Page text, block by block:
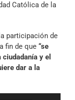
Católica de la
participación de
fin de que “se
y el
dar a la